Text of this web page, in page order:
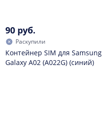
90 руб.
Раскупили
Контейнер SIM для Samsung
Galaxy A02 (A022G) (синий)